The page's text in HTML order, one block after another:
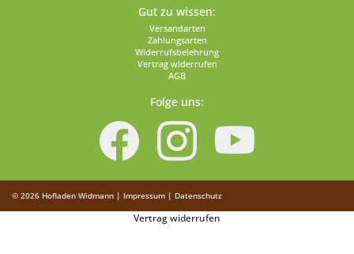
Gut zu wissen:
Versandarten
Zahlungsarten
Widerrufsbelehrung
Vertrag widerrufen
AGB
Folge uns:
© 2026 Hofladen Widmann | Impressum | Datenschutz
Vertrag widerrufen